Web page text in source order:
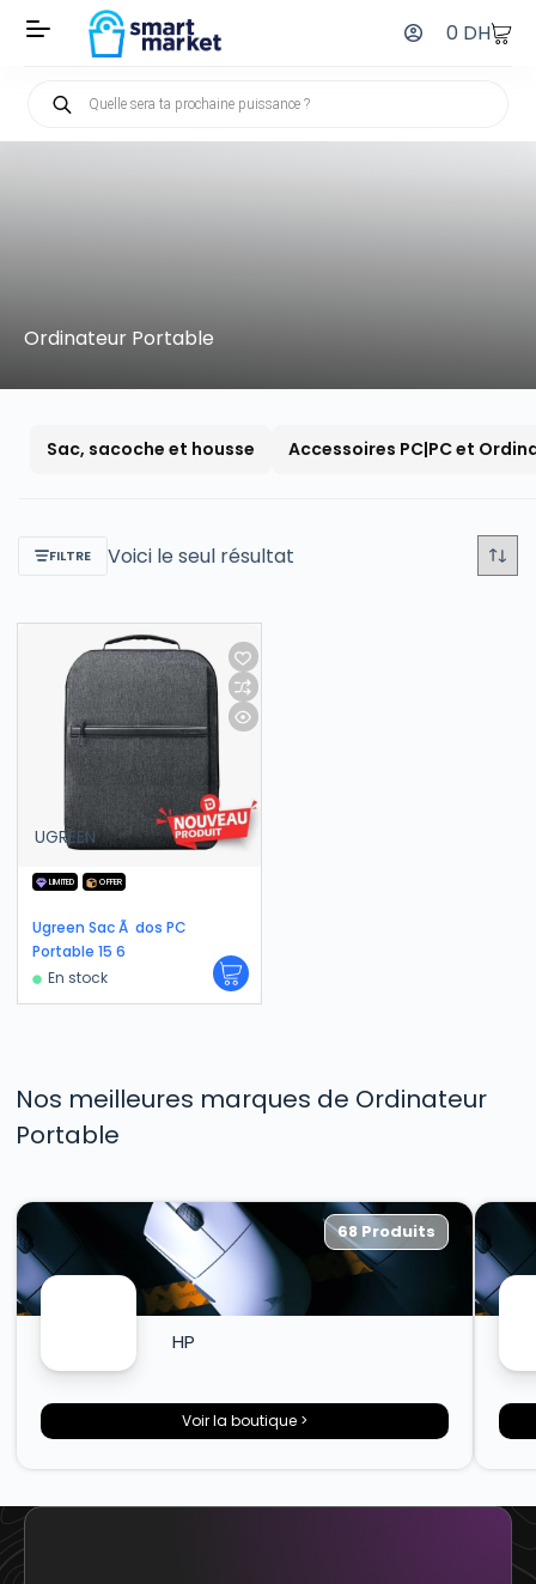
0 DH
Ordinateur Portable
Sac, sacoche et housse Accessoires PC|PC et
FILTRE Voici le seul résultat
UGREEN
LIMITED OFFER
Ugreen Sac Ã dos PC
Portable 15 6
En stock
Nos meilleures marques de Ordinateur
Portable
68 Produits
HP
Voir la boutique >